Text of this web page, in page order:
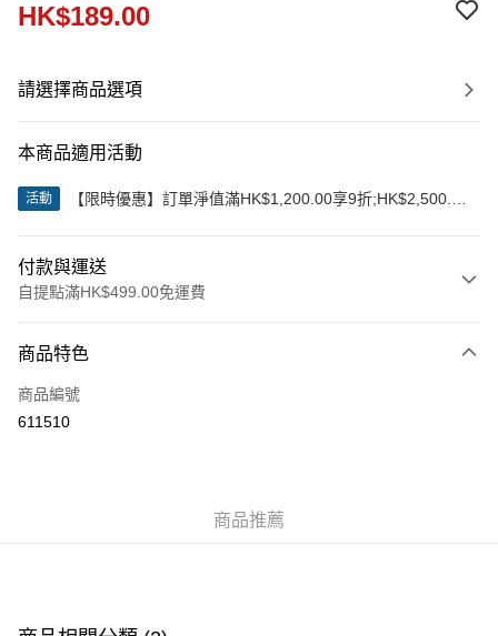
HK$189.00
請選擇商品選項
本商品適用活動
活動
【限時優惠】訂單淨值滿HK$1,200.00享9折;HK$2,500.00
付款與運送
自提點滿HK$499.00免運費
信用卡
Apple Pay
商品特色
商品編號
611510
商品推薦